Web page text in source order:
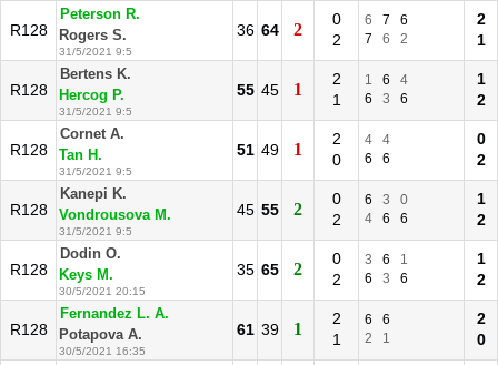
R128
Peterson R.
Rogers S.
31/5/2021 9:5
36 64 2
0
2
6 7
6
7
6 2
2
1
R128
Bertens K.
Hercog P.
31/5/2021 9:5
55 45 1
2
1
1 6
4
6
3 6
1
2
R128
Cornet A.
Tan H.
31/5/2021 9:5
51 49 1
2
0
4
4
6
6
0
2
R128
Kanepi K.
Vondrousova M.
31/5/2021 9:5
45 55 2
0
2
6 3
0
4
6 6
1
2
R128
Dodin O.
Keys M.
30/5/2021 20:15
35 65 2
0
2
3 6
1
6
3 6
1
2
R128
Fernandez L. A.
Potapova A.
30/5/2021 16:35
61 39 1
2
1
6
6
2
1
2
0